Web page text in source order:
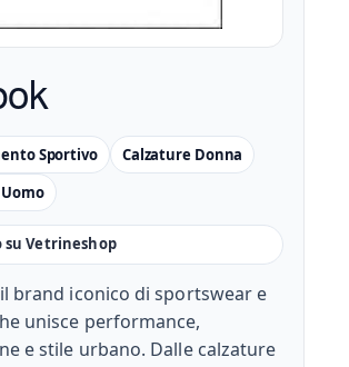
su Vetrineshop
Sportivo
Calzature Donna
brand iconico di sportswear e
unisce performance,
e stile urbano. Dalle calzature